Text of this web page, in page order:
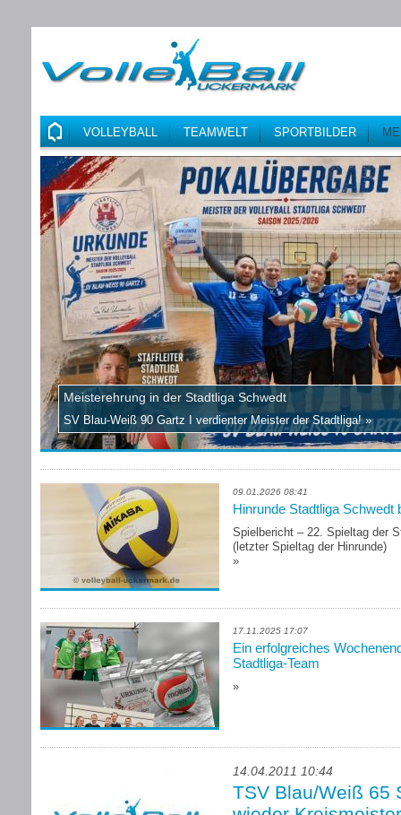
VOLLEYBALL TEAMWELT SPORTBILDER
Meisterehrung in der Stadtliga Schwedt
SV Blau-Weiß 90 Gartz I verdienter Meister der Stadtliga!»
09.01.2026 08:41
Hinrunde Stadtliga Schwedt
Spielbericht – 22. Spieltag der
(letzter Spieltag der Hinrunde)
»
17.11.2025 17:07
Ein erfolgreiches
Stadtliga-Team
»
14.04.2011 10:44
TSV Blau/Weiß 65